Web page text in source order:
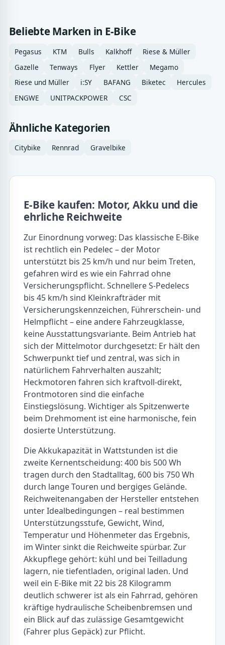
Beliebte Marken in E-Bike
Pegasus KTM Bulls Kalkhoff
Riese & Müller
Gazelle
Tenways Flyer Kettler
Megamo
Riese und Müller
i:SY BAFANG Biketec
Hercules
ENGWE
UNITPACKPOWER CSC
Ähnliche Kategorien
Citybike Rennrad Gravelbike
E-Bike kaufen: Motor, Akku und die
ehrliche Reichweite
Zur Einordnung vorweg: Das klassische E-Bike
ist rechtlich ein Pedelec – der Motor
unterstützt bis 25 km/h und nur beim Treten,
gefahren wird es wie ein Fahrrad ohne
Versicherungspflicht. Schnellere S-Pedelecs
bis 45 km/h sind Kleinkrafträder mit
Versicherungskennzeichen, Führerschein- und
Helmpflicht – eine andere Fahrzeugklasse,
keine Ausstattungsvariante. Beim Antrieb hat
sich der Mittelmotor durchgesetzt: Er hält den
Schwerpunkt tief und zentral, was sich in
natürlichem Fahrverhalten auszahlt;
Heckmotoren fahren sich kraftvoll-direkt,
Frontmotoren sind die einfache
Einstiegslösung. Wichtiger als Spitzenwerte
beim Drehmoment ist eine harmonische, fein
dosierte Unterstützung.
Die Akkukapazität in Wattstunden ist die
zweite Kernentscheidung: 400 bis 500 Wh
tragen durch den Stadtalltag, 600 bis 750 Wh
durch lange Touren und bergiges Gelände.
Reichweitenangaben der Hersteller entstehen
unter Idealbedingungen – real bestimmen
Unterstützungsstufe, Gewicht, Wind,
Temperatur und Höhenmeter das Ergebnis,
im Winter sinkt die Reichweite spürbar. Zur
Akkupflege gehört: kühl und bei Teilladung
lagern, nie tiefentladen, original laden. Und
weil ein E-Bike mit 22 bis 28 Kilogramm
deutlich schwerer ist als ein Fahrrad, gehören
kräftige hydraulische Scheibenbremsen und
ein Blick auf das zulässige Gesamtgewicht
(Fahrer plus Gepäck) zur Pflicht.